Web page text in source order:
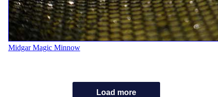
Midgar Magic Minnow
Load more